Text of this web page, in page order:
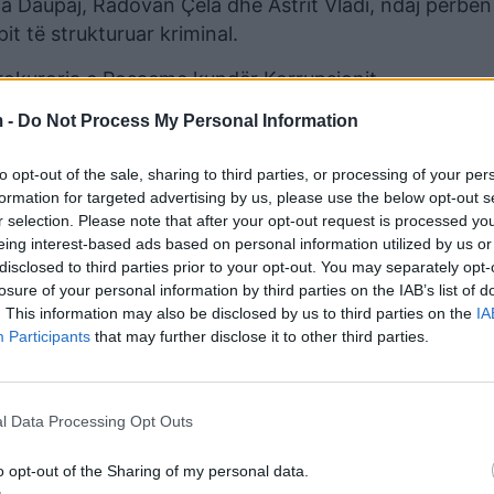
- Do Not Process My Personal Information
opt-out of the sale, sharing to third parties, or processing of your
for targeted advertising by us, please use the below opt-out
selection. Please note that after your opt-out request is processed
interest-based ads based on personal information utilized by us
to third parties prior to your opt-out. You may separately
of your personal information by third parties on the IAB’s list of
This information may also be disclosed by us to third parties on the
Participants that may further disclose it to other third parties.
Data Processing Opt Outs
opt-out of the Sharing of my personal data.
Daupaj, Radovan Çela dhe Astrit Vladi, ndaj
të strukturuar kriminal.
e Posaçme kundër Korrupsionit.
tjerë të shpallur në kërkim, Erjona Daupaj, ish-
Vladi kanë ushtruar ndikim të paligjshëm, kanë
kanë ndërhyrë në disa dosje duke ofruar dhe
funksionarë të drejtësisë për të lehtësuar
prokurorë që hetonin dhe gjykonin Alfred Vladin,
eurot që u bllokuan në Portin e Durrësit, në
tre personat e tjerë për shkak se vijojnë të jenë në